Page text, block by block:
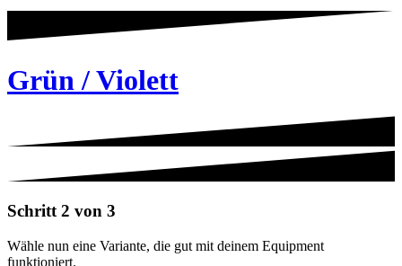
Grün / Violett
Schritt 2 von 3
Wähle nun eine Variante, die gut mit deinem Equipment
funktioniert.